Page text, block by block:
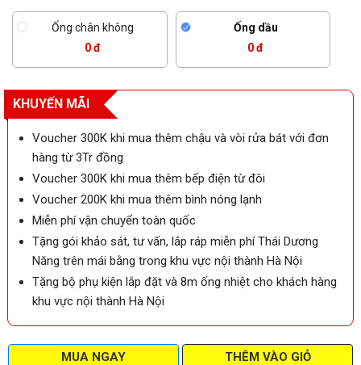
Ống chân không
0 đ
Ống dầu
0 đ
KHUYẾN MÃI
Voucher 300K khi mua thêm chậu và vòi rửa bát với đơn
hàng từ 3Tr đồng
Voucher 300K khi mua thêm bếp điện từ đôi
Voucher 200K khi mua thêm bình nóng lạnh
Miễn phí vận chuyển toàn quốc
Tặng gói khảo sát, tư vấn, lắp ráp miễn phí Thái Dương
Năng trên mái bằng trong khu vực nội thành Hà Nội
Tặng bộ phụ kiện lắp đặt và 8m ống nhiệt cho khách hàng
khu vực nội thành Hà Nội
MUA NGAY THÊM VÀO GIỎ